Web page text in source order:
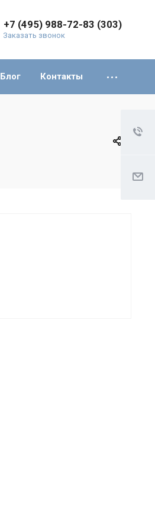
+7 (495) 988-72-83 (303)
Заказать звонок
Блог Контакты